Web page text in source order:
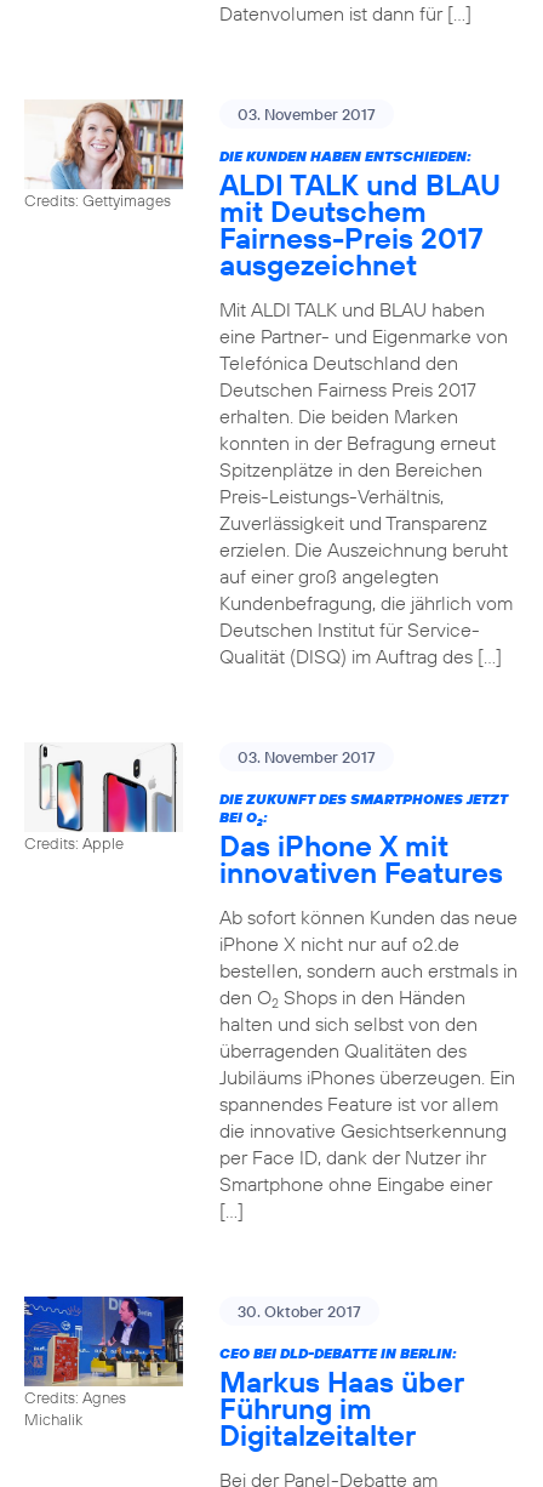
Datenvolumen ist dann für […]
Credits: Gettyimages
03. November 2017
DIE KUNDEN HABEN ENTSCHIEDEN:
ALDI TALK und BLAU
mit Deutschem
Fairness-Preis 2017
ausgezeichnet
Mit ALDI TALK und BLAU haben
eine Partner- und Eigenmarke von
Telefónica Deutschland den
Deutschen Fairness Preis 2017
erhalten. Die beiden Marken
konnten in der Befragung erneut
Spitzenplätze in den Bereichen
Preis-Leistungs-Verhältnis,
Zuverlässigkeit und Transparenz
erzielen. Die Auszeichnung beruht
auf einer groß angelegten
Kundenbefragung, die jährlich vom
Deutschen Institut für Service-
Qualität (DISQ) im Auftrag des […]
Credits: Apple
03. November 2017
DIE ZUKUNFT DES SMARTPHONES JETZT
BEI O2:
Das iPhone X mit
innovativen Features
Ab sofort können Kunden das neue
iPhone X nicht nur auf o2.de
bestellen, sondern auch erstmals in
den O2Shops in den Händen
halten und sich selbst von den
überragenden Qualitäten des
Jubiläums iPhones überzeugen. Ein
spannendes Feature ist vor allem
die innovative Gesichtserkennung
per Face ID, dank der Nutzer ihr
Smartphone ohne Eingabe einer
[…]
Credits: Agnes
Michalik
30. Oktober 2017
CEO BEI DLD-DEBATTE IN BERLIN:
Markus Haas über
Führung im
Digitalzeitalter
Bei der Panel-Debatte am